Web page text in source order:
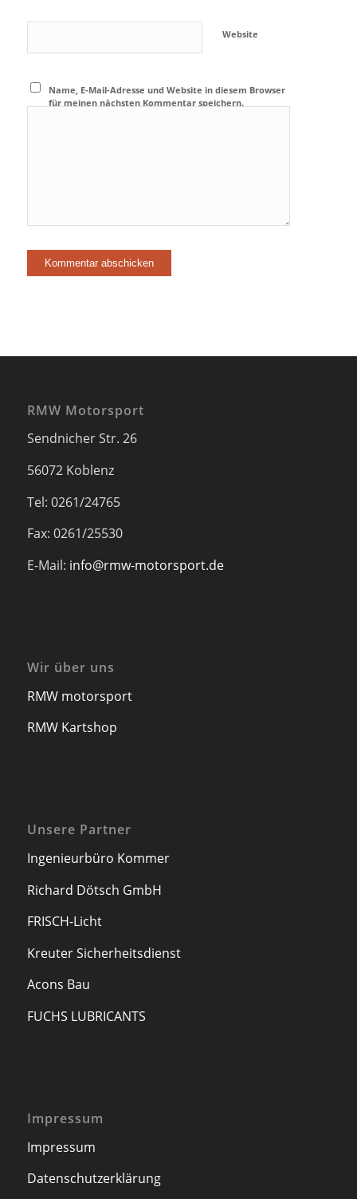
Website
Name, E-Mail-Adresse und Website in diesem Browser
für meinen nächsten Kommentar speichern.
RMW Motorsport
Sendnicher Str. 26
56072 Koblenz
Tel: 0261/24765
Fax: 0261/25530
E-Mail: info@rmw-motorsport.de
Wir über uns
RMW motorsport
RMW Kartshop
Unsere Partner
Ingenieurbüro Kommer
Richard Dötsch GmbH
FRISCH-Licht
Kreuter Sicherheitsdienst
Acons Bau
FUCHS LUBRICANTS
Impressum
Impressum
Datenschutzerklärung